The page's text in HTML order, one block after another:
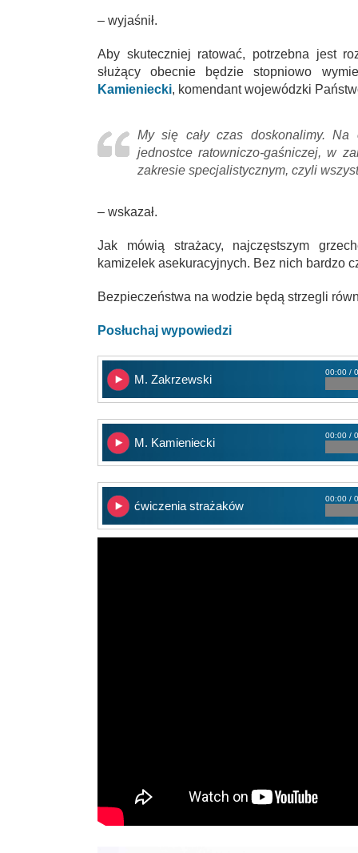
– wyjaśnił.
Aby skuteczniej ratować, potrzebna jest
służący obecnie będzie stopniowo
Kamieniecki, komendant wojewódzki
My się cały czas doskonalimy. Na
jednostce ratowniczo-gaśniczej, w
zakresie specjalistycznym, czyli
– wskazał.
Jak mówią strażacy, najczęstszym
kamizelek asekuracyjnych. Bez nich bardzo
Bezpieczeństwa na wodzie będą strzegli
Posłuchaj wypowiedzi
M. Zakrzewski
00:00 /
M. Kamieniecki
00:00 /
ćwiczenia strażaków
00:00 /